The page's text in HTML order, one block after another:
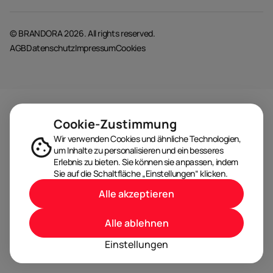
© BRANDORA 2026. All rights reserved.
AGBDatenschutzImpressumCookies
Cookie-Zustimmung
Wir verwenden Cookies und ähnliche Technologien,
um Inhalte zu personalisieren und ein besseres
Erlebnis zu bieten. Sie können sie anpassen, indem
Sie auf die Schaltfläche „Einstellungen“ klicken.
Einstellungen
Alle ablehnen
Alle akzeptieren